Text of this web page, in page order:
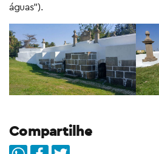
águas”).
Compartilhe